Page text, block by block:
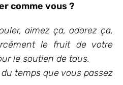
comme vous ?
aimez ça, adorez ça,
le fruit de votre
le soutien de tous.
temps que vous passez